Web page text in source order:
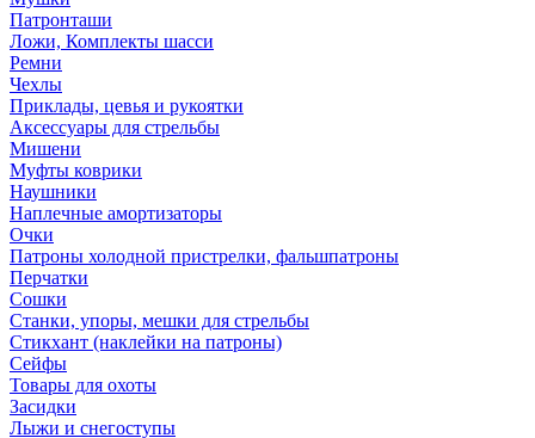
Патронташи
Ложи, Комплекты шасси
Ремни
Чехлы
Приклады, цевья и рукоятки
Аксессуары для стрельбы
Мишени
Муфты коврики
Наушники
Наплечные амортизаторы
Очки
Патроны холодной пристрелки, фальшпатроны
Перчатки
Сошки
Станки, упоры, мешки для стрельбы
Стикхант (наклейки на патроны)
Сейфы
Товары для охоты
Засидки
Лыжи и снегоступы